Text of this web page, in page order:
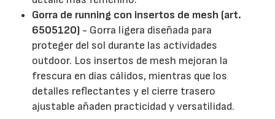
Gorra de running con insertos de mesh (art.
6505120) - Gorra ligera diseñada para
proteger del sol durante las actividades
outdoor. Los insertos de mesh mejoran la
frescura en días cálidos, mientras que los
detalles reflectantes y el cierre trasero
ajustable añaden practicidad y versatilidad.